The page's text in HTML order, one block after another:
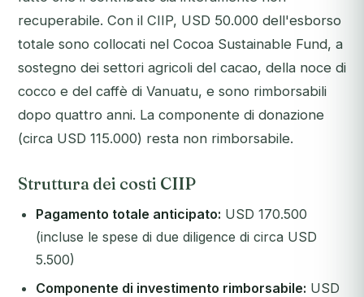
recuperabile. Con il CIIP, USD 50.000 dell'esborso
totale sono collocati nel Cocoa Sustainable Fund, a
sostegno dei settori agricoli del cacao, della noce di
cocco e del caffè di Vanuatu, e sono rimborsabili
dopo quattro anni. La componente di donazione
(circa USD 115.000) resta non rimborsabile.
Struttura dei costi CIIP
Pagamento totale anticipato: USD 170.500
(incluse le spese di due diligence di circa USD
5.500)
Componente di investimento rimborsabile: USD